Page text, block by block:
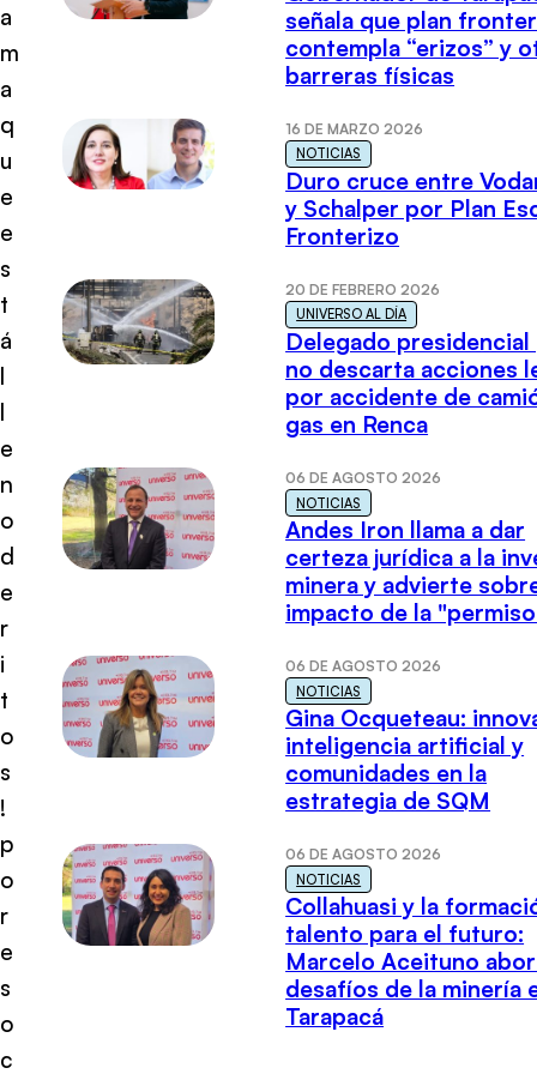
a
m
a
q
u
e
e
s
t
á
l
l
e
n
o
d
e
r
i
t
o
s
!
p
o
r
e
s
o
c
señala que plan
contempla “erizos” y
barreras físicas
16 DE MARZO 2026
NOTICIAS
Duro cruce entre
y Schalper por Plan
Fronterizo
20 DE FEBRERO 2026
UNIVERSO AL DÍA
Delegado presidencial
no descarta acciones
por accidente de
gas en Renca
06 DE AGOSTO 2026
NOTICIAS
Andes Iron llama a dar
certeza jurídica a la
minera y advierte
impacto de la
06 DE AGOSTO 2026
NOTICIAS
Gina Ocqueteau:
inteligencia artificial y
comunidades en la
estrategia de SQM
06 DE AGOSTO 2026
NOTICIAS
Collahuasi y la
talento para el futuro:
Marcelo Aceituno
desafíos de la minería
Tarapacá